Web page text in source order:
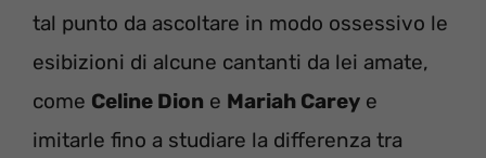
tal punto da ascoltare in modo ossessivo le
esibizioni di alcune cantanti da lei amate,
come Celine Dion e Mariah Carey e
imitarle fino a studiare la differenza tra